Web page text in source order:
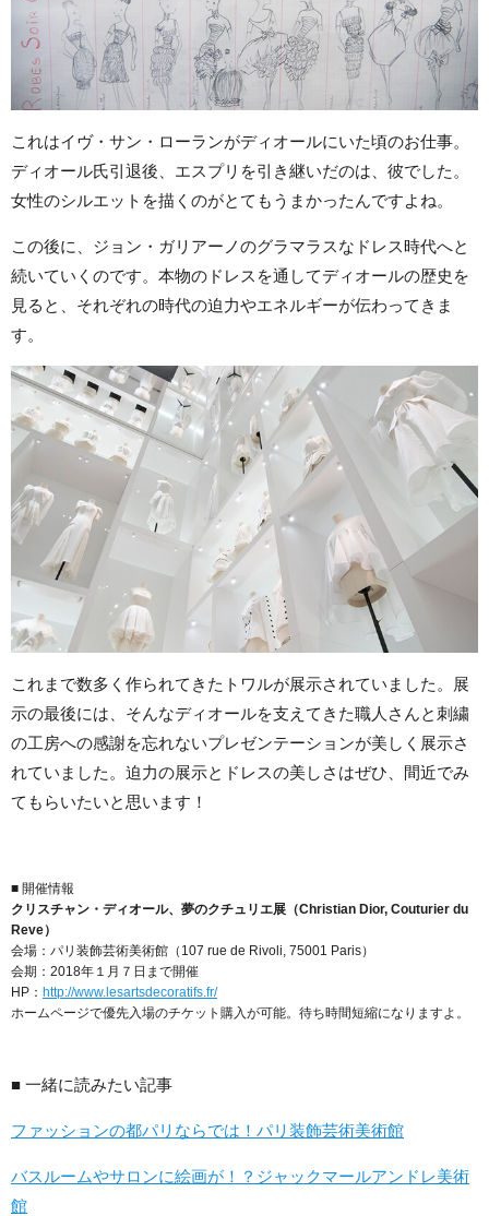
これはイヴ・サン・ローランがディオールにいた頃のお仕事。
ディオール氏引退後、エスプリを引き継いだのは、彼でした。
女性のシルエットを描くのがとてもうまかったんですよね。
この後に、ジョン・ガリアーノのグラマラスなドレス時代へと
続いていくのです。本物のドレスを通してディオールの歴史を
見ると、それぞれの時代の迫力やエネルギーが伝わってきま
す。
これまで数多く作られてきたトワルが展示されていました。展
示の最後には、そんなディオールを支えてきた職人さんと刺繍
の工房への感謝を忘れないプレゼンテーションが美しく展示さ
れていました。迫力の展示とドレスの美しさはぜひ、間近でみ
てもらいたいと思います！
■ 開催情報
クリスチャン・ディオール、夢のクチュリエ展（Christian Dior, Couturier du
Reve）
会場：パリ装飾芸術美術館（107 rue de Rivoli, 75001 Paris）
会期：2018年１月７日まで開催
HP： http://www.lesartsdecoratifs.fr/
ホームページで優先入場のチケット購入が可能。待ち時間短縮になりますよ。
■ 一緒に読みたい記事
ファッションの都パリならでは！パリ装飾芸術美術館
バスルームやサロンに絵画が！？ジャックマールアンドレ美術
館